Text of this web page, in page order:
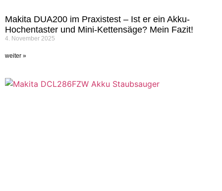
Makita DUA200 im Praxistest – Ist er ein Akku-
Hochentaster und Mini-Kettensäge? Mein Fazit!
4. November 2025
weiter »